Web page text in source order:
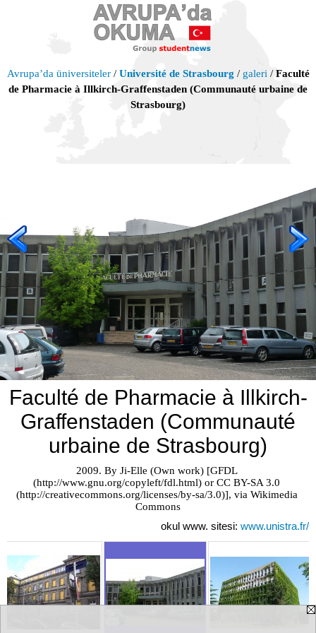
Avrupa’da üniversiteler/ Université de Strasbourg / galeri / Faculté
de Pharmacie à Illkirch-Graffenstaden (Communauté urbaine de
Strasbourg)
Faculté de Pharmacie à Illkirch-
Graffenstaden (Communauté
urbaine de Strasbourg)
2009. By Ji-Elle (Own work) [GFDL
(http://www.gnu.org/copyleft/fdl.html) or CC BY-SA 3.0
(http://creativecommons.org/licenses/by-sa/3.0)], via Wikimedia
Commons
okul www. sitesi: www.unistra.fr/